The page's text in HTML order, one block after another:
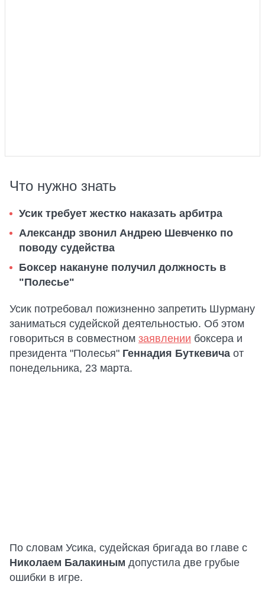
Что нужно знать
Усик требует жестко наказать арбитра
Александр звонил Андрею Шевченко по
поводу судейства
Боксер накануне получил должность в
"Полесье"
Усик потребовал пожизненно запретить Шурману
заниматься судейской деятельностью. Об этом
говориться в совместном заявлении боксера и
президента "Полесья" Геннадия Буткевича от
понедельника, 23 марта.
По словам Усика, судейская бригада во главе с
Николаем Балакиным допустила две грубые
ошибки в игре.